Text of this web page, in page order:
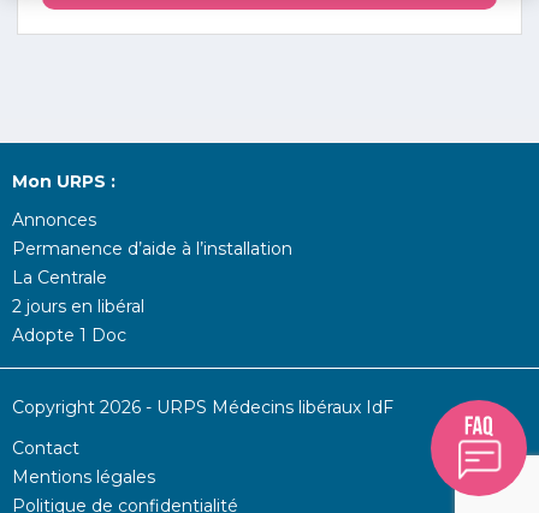
Mon URPS :
Annonces
Permanence d’aide à l’installation
La Centrale
2 jours en libéral
Adopte 1 Doc
Copyright 2026 - URPS Médecins libéraux IdF
Contact
Mentions légales
Politique de confidentialité